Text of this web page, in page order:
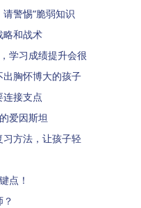
警惕“脆弱知识
略和战术
学习成绩提升会很
胸怀博大的孩子
连接支点
爱因斯坦
方法，让孩子轻
点！